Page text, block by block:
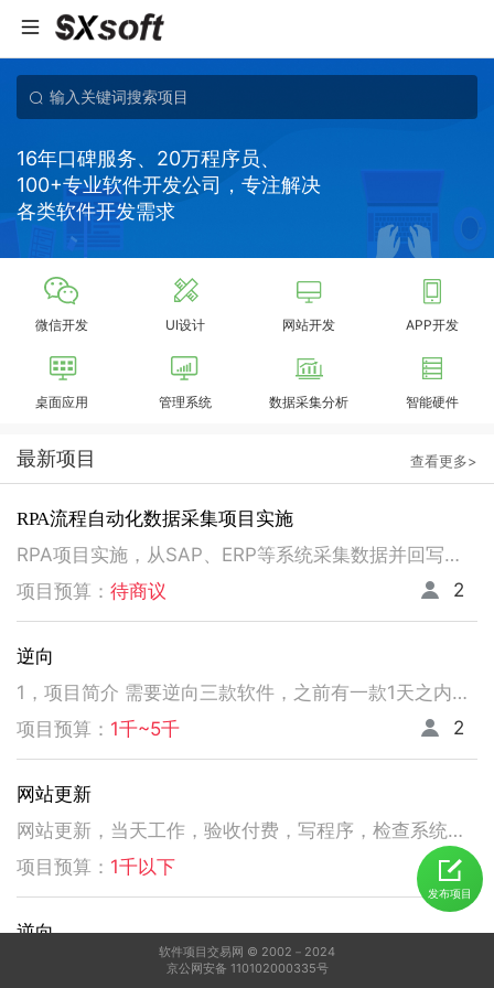
16年口碑服务、20万程序员、
100+专业软件开发公司，专注解决
各类软件开发需求
微信开发 UI设计 网站开发 APP开发
桌面应用 管理系统 数据采集分析 智能硬件
最新项目 查看更多>
RPA流程自动化数据采集项目实施
RPA项目实施，从SAP、ERP等系统采集数据并回写。请注意以下要求，不符合者请勿扰！ 1、熟悉掌握国内主流RPA设计实施，如弘玑、来也、艺赛旗等产品； 2、有大中型企业RPA流程设计、实施项目经验； 3、非远程、需要现场实施！！！！！！！
项目预算： 待商议 2
逆向
1，项目简介 需要逆向三款软件，之前有一款1天之内有人已经逆向出来，交付给我了。 2，功能需求 逆向出来后，不做任何功能改变，做加密授权就可以了三、人员要求 3，人员要求 精通逆向，做事速度快。不拖延项目进度，能保持实时交流，按时交付。 平台功能可正常使用，无明显bug。 提供项目源码
项目预算： 1千~5千 2
网站更新
网站更新，当天工作，验收付费，写程序，检查系统，更新资料库，按发现问题及时处理，写新的广州话A l软件
项目预算： 1千以下 5
逆向
发布项目
软件项目交易网 © 2002－2024
京公网安备 110102000335号